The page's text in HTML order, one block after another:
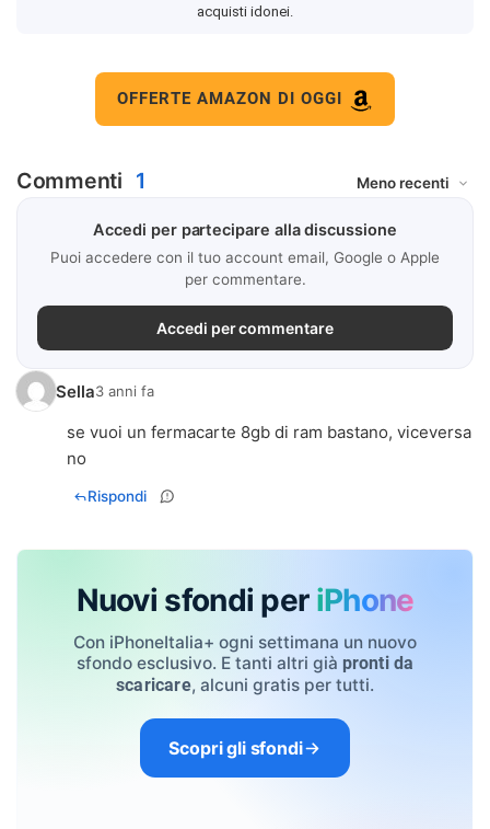
acquisti idonei.
OFFERTE AMAZON DI OGGI
Commenti 1
Accedi per partecipare alla discussione
Puoi accedere con il tuo account email, Google o Apple
per commentare.
Accedi per commentare
Sella3 anni fa
se vuoi un fermacarte 8gb di ram bastano, viceversa
no
Rispondi
Nuovi sfondi per iPhone
Con iPhoneItalia+ ogni settimana un nuovo
sfondo esclusivo. E tanti altri già pronti da
scaricare, alcuni gratis per tutti.
Scopri gli sfondi